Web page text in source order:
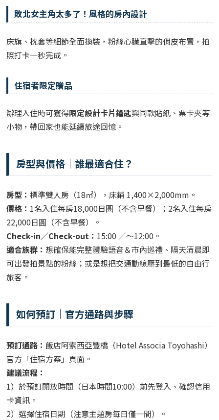
敗北女主角太多了！風格的房內設計
床旗、枕套等細節全面換裝，粉絲心臟直擊的俏皮布置，拍
照打卡一秒完成。
住宿者限定贈品
辦理入住時可獲得限定設計卡片鑰匙與同款貼紙、票卡夾等
小物，帶回家也能延續旅途回憶。
房型與價格｜誰最適合住？
房型：標準雙人房（18㎡），床鋪 1,400×2,000mm。
價格： 1名入住每房18,000日圓（不含早餐）；2名入住每房
22,000日圓（不含早餐）。
Check-in／Check-out： 15:00 ／～12:00。
適合族群：想確保能完整體驗語音＆市內巡禮、隔天清晨即
可出發拍景點的粉絲；或是想把交通動線壓到最低的自由行
旅客。
如何預訂｜官方通路與步驟
預訂通路：飯店阿索西亞豐橋（Hotel Associa Toyohashi）
官方「住宿方案」頁面。
建議流程：
1）於預訂開放時間（日本時間10:00）前先登入、確認信用
卡資訊。
2）選擇住宿日期（注意主題房每日僅一間）。